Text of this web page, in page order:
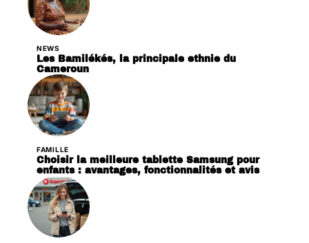
NEWS
Les Bamilékés, la principale ethnie du
Cameroun
FAMILLE
Choisir la meilleure tablette Samsung pour
enfants : avantages, fonctionnalités et avis